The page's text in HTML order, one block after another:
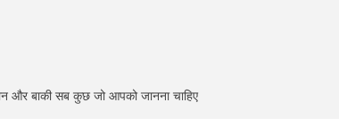
बाकी सब कुछ जो आपको जानना चाहिए